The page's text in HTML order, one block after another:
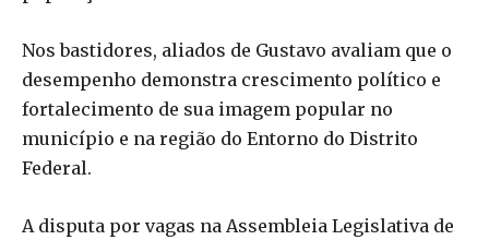
Nos bastidores, aliados de Gustavo avaliam que o
desempenho demonstra crescimento político e
fortalecimento de sua imagem popular no
município e na região do Entorno do Distrito
Federal.
A disputa por vagas na Assembleia Legislativa de